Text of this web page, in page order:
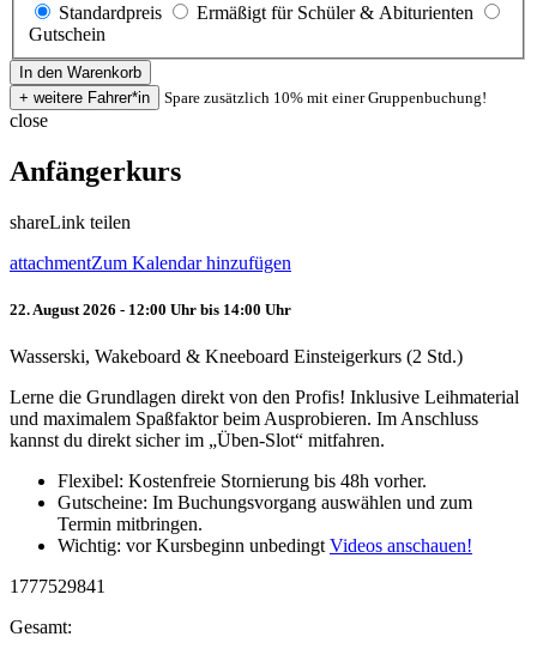
Standardpreis
Ermäßigt für Schüler & Abiturienten
Gutschein
Spare zusätzlich 10% mit einer Gruppenbuchung!
close
Anfängerkurs
shareLink teilen
attachmentZum Kalendar hinzufügen
22. August 2026 - 12:00 Uhr bis 14:00 Uhr
Wasserski, Wakeboard & Kneeboard Einsteigerkurs (2 Std.)
Lerne die Grundlagen direkt von den Profis! Inklusive Leihmaterial
und maximalem Spaßfaktor beim Ausprobieren. Im Anschluss
kannst du direkt sicher im „Üben-Slot“ mitfahren.
Flexibel: Kostenfreie Stornierung bis 48h vorher.
Gutscheine: Im Buchungsvorgang auswählen und zum
Termin mitbringen.
Wichtig: vor Kursbeginn unbedingt Videos anschauen!
1777529841
Gesamt: